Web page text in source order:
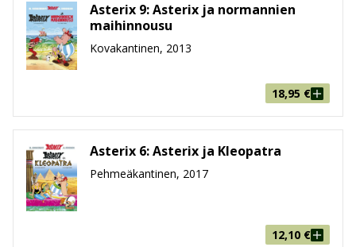
Asterix 9: Asterix ja normannien
maihinnousu
Kovakantinen, 2013
18,95 €
Asterix 6: Asterix ja Kleopatra
Pehmeäkantinen, 2017
12,10 €